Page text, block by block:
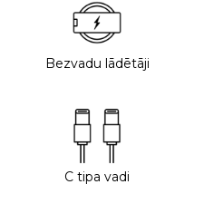
Bezvadu lādētāji
C tipa vadi